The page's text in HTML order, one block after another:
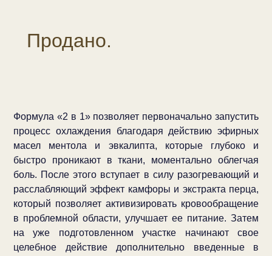
Продано.
Формула «2 в 1» позволяет первоначально запустить
процесс охлаждения благодаря действию эфирных
масел ментола и эвкалипта, которые глубоко и
быстро проникают в ткани, моментально облегчая
боль. После этого вступает в силу разогревающий и
расслабляющий эффект камфоры и экстракта перца,
который позволяет активизировать кровообращение
в проблемной области, улучшает ее питание. Затем
на уже подготовленном участке начинают свое
целебное действие дополнительно введенные в